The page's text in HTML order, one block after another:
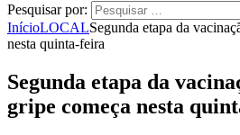
Pesquisar por:
InícioLOCALSegunda etapa da
nesta quinta-feira
Segunda etapa da
gripe começa nesta